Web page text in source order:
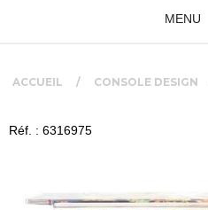
MENU
ACCUEIL CONSOLE DESIGN
Réf. : 6316975